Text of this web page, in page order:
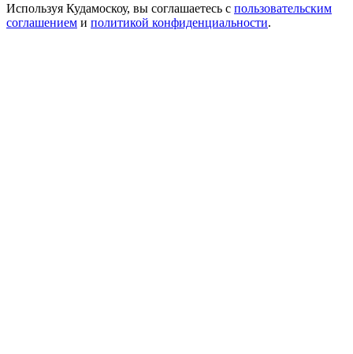
Используя Кудамоскоу, вы соглашаетесь с пользовательским
соглашением и политикой конфиденциальности.